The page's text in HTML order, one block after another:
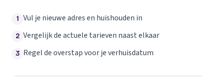
1 Vul je nieuwe adres en huishouden in
2 Vergelijk de actuele tarieven naast elkaar
3 Regel de overstap voor je verhuisdatum